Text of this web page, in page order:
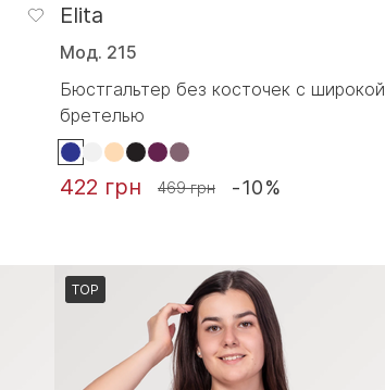
Elita
Мод. 215
Бюстгальтер без косточек с широкой
бретелью
422 грн 469 грн -10%
TOP